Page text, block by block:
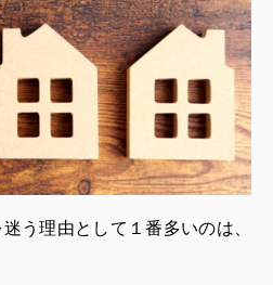
う理由として１番多いのは、